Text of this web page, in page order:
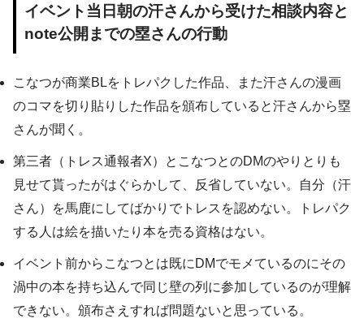
イベント当日朝の汗さんから受けた相談内容と
note公開までの塁さんの行動
こなつが商業BLをトレパクした作品、また汗さんの漫画
のコマを切り貼りした作品を頒布していると汗さんから塁
さんが聞く。
第三者（トレス通報者X）とこなつとのDMのやりとりも
見せて貰ったがはぐらかして、反省していない。自分（汗
さん）を馬鹿にしてばかりでトレスを認めない。トレパク
する人は絵を描いたり本を売る資格はない。
イベント前からこなつとは既にDMでモメているのにその
渦中の本を持ち込んで同じ壁の列に参加しているのが理解
できない。頒布さえすれば問題ないと思っている。